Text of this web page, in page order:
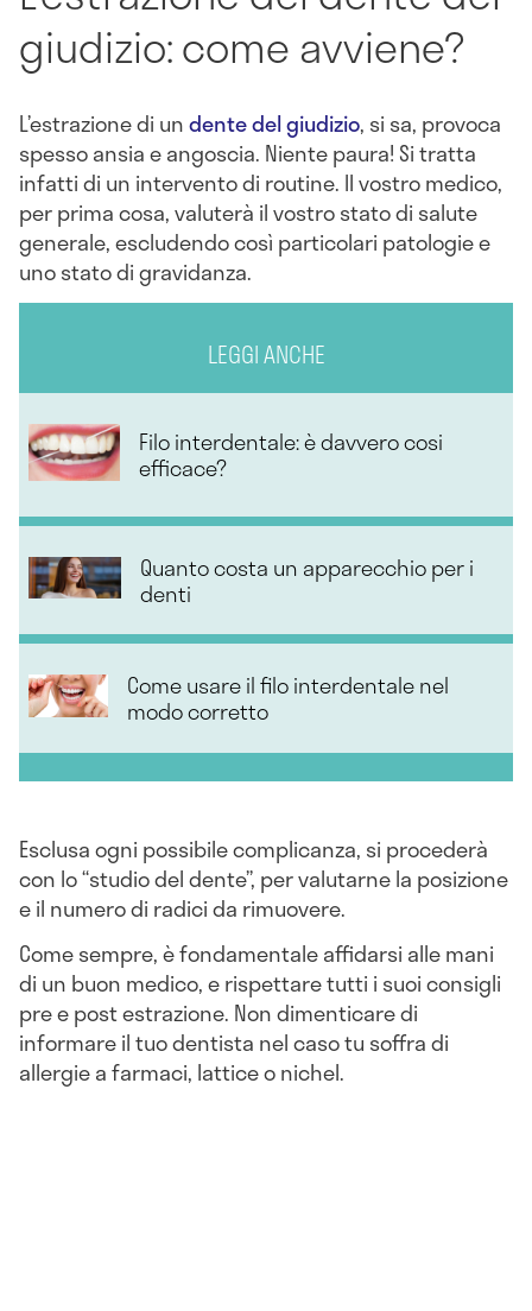
giudizio: come avviene?
L’estrazione di undente del giudizio, si sa, provoca
spesso ansia e angoscia. Niente paura! Si tratta
infatti di un intervento di routine. Il vostro medico,
per prima cosa, valuterà il vostro stato di salute
generale, escludendo così particolari patologie e
uno stato di gravidanza.
LEGGI ANCHE
Filo interdentale: è davvero cosi
efficace?
Quanto costa un apparecchio per i
denti
Come usare il filo interdentale nel
modo corretto
Esclusa ogni possibile complicanza, si procederà
con lo “studio del dente”, per valutarne la posizione
e il numero di radici da rimuovere.
Come sempre, è fondamentale affidarsi alle mani
di un buon medico, e rispettare tutti i suoi consigli
pre e post estrazione. Non dimenticare di
informare il tuo dentista nel caso tu soffra di
allergie a farmaci, lattice o nichel.